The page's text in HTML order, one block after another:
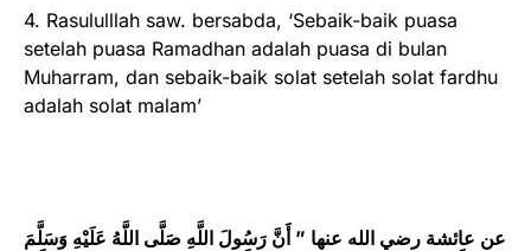
4. Rasululllah saw. bersabda, ‘Sebaik-baik puasa
setelah puasa Ramadhan adalah puasa di bulan
Muharram, dan sebaik-baik solat setelah solat fardhu
adalah solat malam’
عن عائشة رضي الله عنها ” أَنَّ رَسُولَ اللَّهِ صَلَّى اللَّهُ عَلَيْهِ وَسَلَّمَ